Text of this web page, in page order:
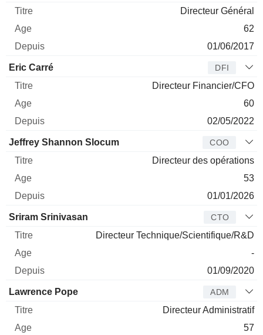
Directeur Général
62
01/06/2017
Eric Carré DFI
Directeur Financier/CFO
60
02/05/2022
Jeffrey Shannon Slocum COO
Directeur des opérations
53
01/01/2026
Sriram Srinivasan CTO
Directeur Technique/Scientifique/R&D
-
01/09/2020
Lawrence Pope ADM
Directeur Administratif
57